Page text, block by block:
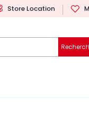
Store Location